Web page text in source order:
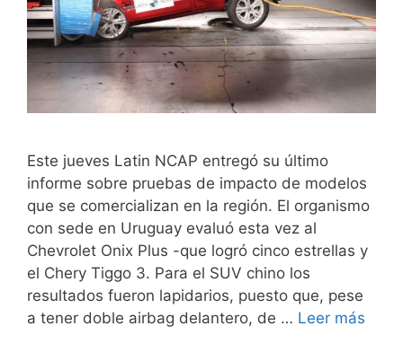
Este jueves Latin NCAP entregó su último
informe sobre pruebas de impacto de modelos
que se comercializan en la región. El organismo
con sede en Uruguay evaluó esta vez al
Chevrolet Onix Plus -que logró cinco estrellas y
el Chery Tiggo 3. Para el SUV chino los
resultados fueron lapidarios, puesto que, pese
a tener doble airbag delantero, de … Leer más